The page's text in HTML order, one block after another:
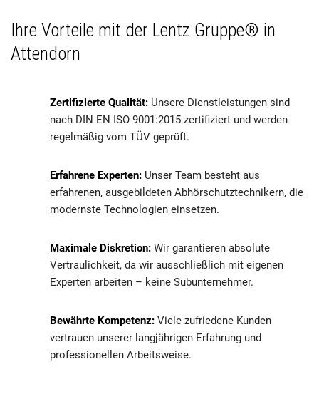
Ihre Vorteile mit der Lentz Gruppe® in
Attendorn
Zertifizierte Qualität: Unsere Dienstleistungen sind
nach DIN EN ISO 9001:2015 zertifiziert und werden
regelmäßig vom TÜV geprüft.
Erfahrene Experten: Unser Team besteht aus
erfahrenen, ausgebildeten Abhörschutztechnikern, die
modernste Technologien einsetzen.
Maximale Diskretion: Wir garantieren absolute
Vertraulichkeit, da wir ausschließlich mit eigenen
Experten arbeiten – keine Subunternehmer.
Bewährte Kompetenz: Viele zufriedene Kunden
vertrauen unserer langjährigen Erfahrung und
professionellen Arbeitsweise.